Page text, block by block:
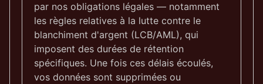
par nos obligations légales — notamment
les règles relatives à la lutte contre le
blanchiment d'argent (LCB/AML), qui
imposent des durées de rétention
spécifiques. Une fois ces délais écoulés,
vos données sont supprimées ou